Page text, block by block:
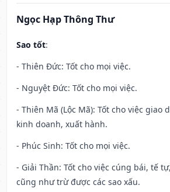
Ngọc Hạp Thông Thư
Sao tốt:
- Thiên Đức: Tốt cho mọi việc.
- Nguyệt Đức: Tốt cho mọi việc.
- Thiên Mã (Lộc Mã): Tốt cho việc giao
kinh doanh, xuất hành.
- Phúc Sinh: Tốt cho mọi việc.
- Giải Thần: Tốt cho việc cúng bái, tế
cũng như trừ được các sao xấu.